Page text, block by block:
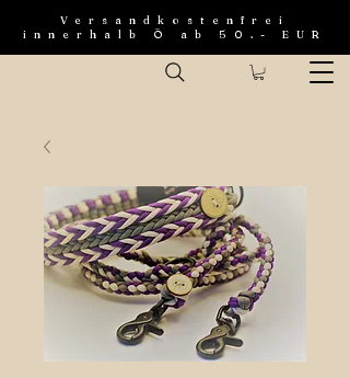
Versandkostenfrei
innerhalb Ö ab 50.- EUR